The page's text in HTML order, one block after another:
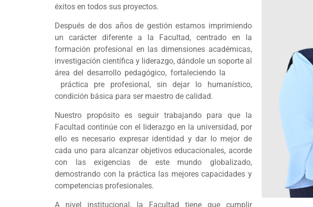
éxitos en todos sus proyectos.
Después de dos años de gestión estamos imprimiendo
un carácter diferente a la Facultad, centrado en la
formación profesional en las dimensiones académicas,
investigación científica y liderazgo, dándole un soporte al
área del desarrollo pedagógico, fortaleciendo la
práctica pre profesional, sin dejar lo humanístico,
condición básica para ser maestro de calidad.
Nuestro propósito es seguir trabajando para que la
Facultad continúe con el liderazgo en la universidad, por
ello es necesario expresar identidad y dar lo mejor de
cada uno para alcanzar objetivos educacionales, acorde
con las exigencias de este mundo globalizado,
demostrando con la práctica las mejores capacidades y
competencias profesionales.
A nivel institucional, la Facultad tiene que cumplir